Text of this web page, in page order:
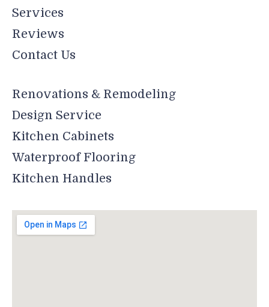
Services
Reviews
Contact Us
Renovations & Remodeling
Design Service
Kitchen Cabinets
Waterproof Flooring
Kitchen Handles